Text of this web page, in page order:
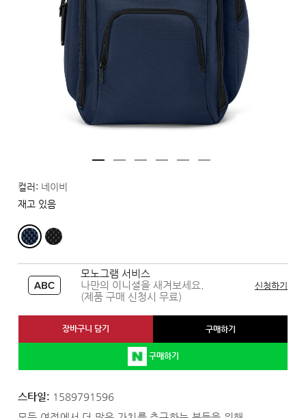
컬러: 네이비
재고 있음
모노그램 서비스
나만의 이니셜을 새겨보세요.
(제품 구매 신청시 무료)
신청하기
장바구니 담기 구매하기
구매하기
스타일: 1589791596